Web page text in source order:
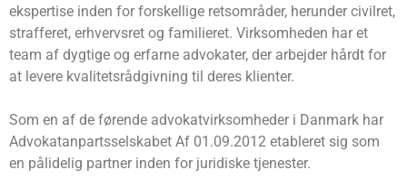
ekspertise inden for forskellige retsområder, herunder civilret,
strafferet, erhvervsret og familieret. Virksomheden har et
team af dygtige og erfarne advokater, der arbejder hårdt for
at levere kvalitetsrådgivning til deres klienter.
Som en af de førende advokatvirksomheder i Danmark har
Advokatanpartsselskabet Af 01.09.2012 etableret sig som
en pålidelig partner inden for juridiske tjenester.